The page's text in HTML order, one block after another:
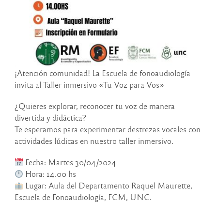
¡Atención comunidad! La Escuela de fonoaudiología
invita al Taller inmersivo «Tu Voz para Vos»
¿Quieres explorar, reconocer tu voz de manera
divertida y didáctica?
Te esperamos para experimentar destrezas vocales con
actividades lúdicas en nuestro taller inmersivo.
Fecha: Martes 30/04/2024
Hora: 14.00 hs
Lugar: Aula del Departamento Raquel Maurette,
Escuela de Fonoaudiología, FCM, UNC.